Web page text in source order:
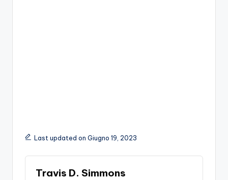
Last updated on Giugno 19, 2023
Travis D. Simmons